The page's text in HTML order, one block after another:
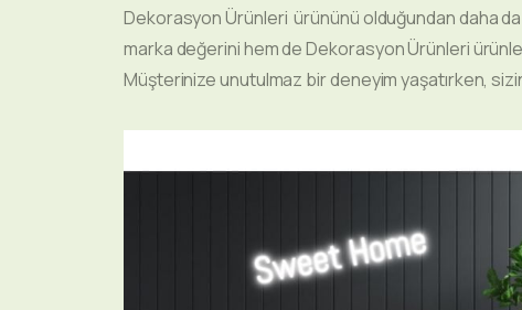
Dekorasyon Ürünleri ürününü olduğundan daha da
marka değerini hem de Dekorasyon Ürünleri
Müşterinize unutulmaz bir deneyim yaşatırken,